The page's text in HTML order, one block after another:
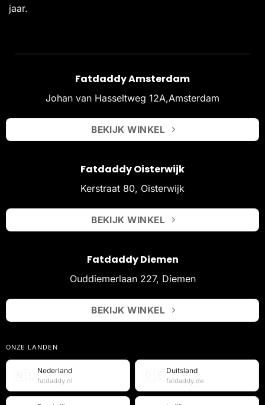
jaar.
Fatdaddy Amsterdam
Johan van Hasseltweg 12A,Amsterdam
BEKIJK WINKEL
Fatdaddy Oisterwijk
Kerstraat 80, Oisterwijk
BEKIJK WINKEL
Fatdaddy Diemen
Ouddiemerlaan 227, Diemen
BEKIJK WINKEL
ONZE LANDEN
Nederland
fatdaddy.nl
Duitsland
fatdaddy.de